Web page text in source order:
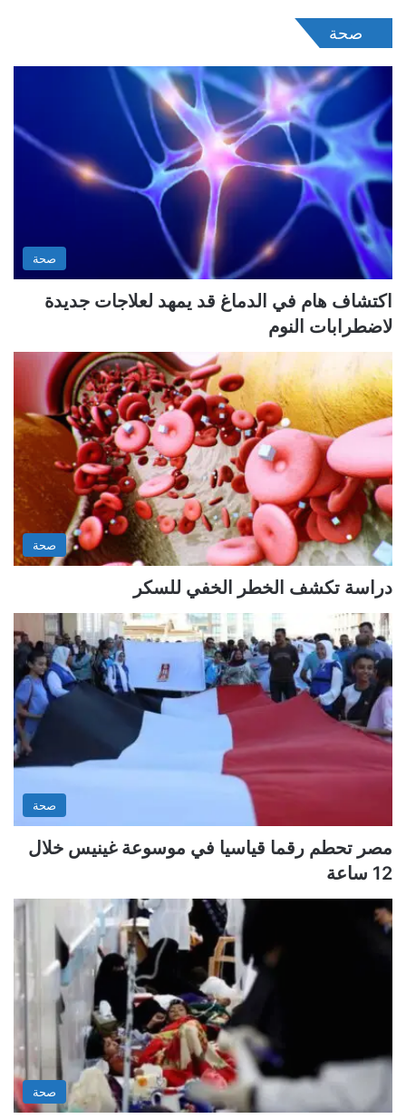
صحة
صحة
اكتشاف هام في الدماغ قد يمهد لعلاجات جديدة
لاضطرابات النوم
صحة
دراسة تكشف الخطر الخفي للسكر
صحة
مصر تحطم رقما قياسيا في موسوعة غينيس خلال
12 ساعة
صحة